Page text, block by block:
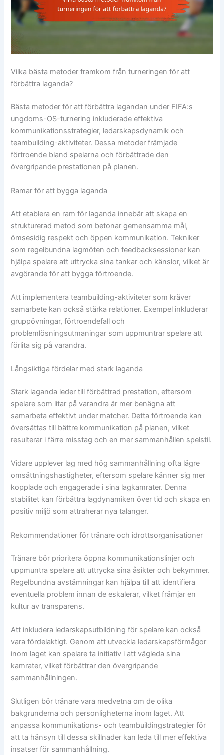
Vilka bästa metoder framkom från turneringen för att
förbättra laganda?
Bästa metoder för att förbättra lagandan under FIFA:s
ungdoms-OS-turnering inkluderade effektiva
kommunikationsstrategier, ledarskapsdynamik och
teambuilding-aktiviteter. Dessa metoder främjade
förtroende bland spelarna och förbättrade den
övergripande prestationen på planen.
Ramar för att bygga laganda
Att etablera en ram för laganda innebär att skapa en
strukturerad metod som betonar gemensamma mål,
ömsesidig respekt och öppen kommunikation. Tekniker
som regelbundna lagmöten och feedbacksessioner kan
hjälpa spelare att uttrycka sina tankar och känslor, vilket är
avgörande för att bygga förtroende.
Att implementera teambuilding-aktiviteter som kräver
samarbete kan också stärka relationer. Exempel inkluderar
gruppövningar, förtroendefall och
problemlösningsutmaningar som uppmuntrar spelare att
förlita sig på varandra.
Långsiktiga fördelar med stark laganda
Stark laganda leder till förbättrad prestation, eftersom
spelare som litar på varandra är mer benägna att
samarbeta effektivt under matcher. Detta förtroende kan
översättas till bättre kommunikation på planen, vilket
resulterar i färre misstag och en mer sammanhållen spelstil.
Vidare upplever lag med hög sammanhållning ofta lägre
omsättningshastigheter, eftersom spelare känner sig mer
kopplade och engagerade i sina lagkamrater. Denna
stabilitet kan förbättra lagdynamiken över tid och skapa en
positiv miljö som attraherar nya talanger.
Rekommendationer för tränare och idrottsorganisationer
Tränare bör prioritera öppna kommunikationslinjer och
uppmuntra spelare att uttrycka sina åsikter och bekymmer.
Regelbundna avstämningar kan hjälpa till att identifiera
eventuella problem innan de eskalerar, vilket främjar en
kultur av transparens.
Att inkludera ledarskapsutbildning för spelare kan också
vara fördelaktigt. Genom att utveckla ledarskapsförmågor
inom laget kan spelare ta initiativ i att vägleda sina
kamrater, vilket förbättrar den övergripande
sammanhållningen.
Slutligen bör tränare vara medvetna om de olika
bakgrunderna och personligheterna inom laget. Att
anpassa kommunikations- och teambuildingstrategier för
att ta hänsyn till dessa skillnader kan leda till mer effektiva
insatser för sammanhållning.